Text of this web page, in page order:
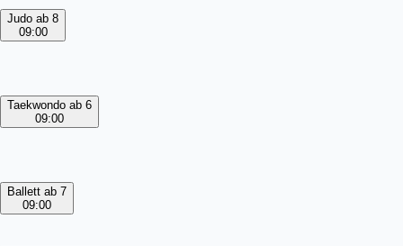
Judo ab 8
09:00
Taekwondo ab 6
09:00
Ballett ab 7
09:00